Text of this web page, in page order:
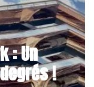
: Un
!